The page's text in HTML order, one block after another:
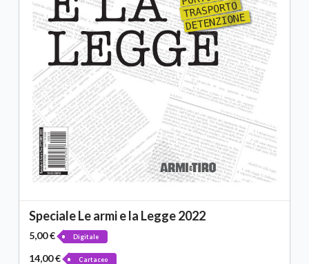
Speciale Le armi e la Legge 2022
5,00 € Digitale
14,00 € Cartaceo